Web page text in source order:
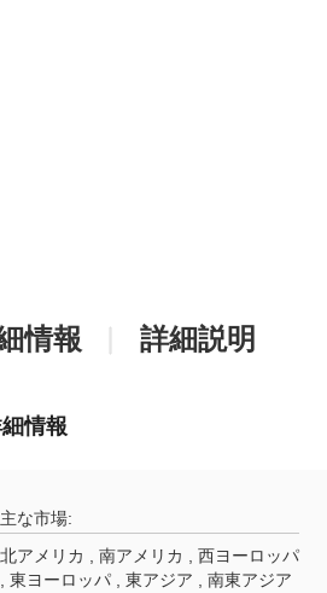
情報 詳細説明
情報
主な市場:
北アメリカ , 南アメリカ , 西ヨーロッパ
, 東ヨーロッパ , 東アジア , 南東アジア